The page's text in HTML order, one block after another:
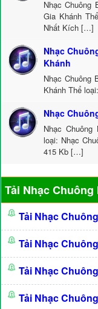
Nhạc Chuông
Gia Khánh
Nhất Kích […]
Nhạc
Khánh
Nhạc Chuông
Khánh Thể
Nhạc
Nhạc
loại: Nhạc
415 Kb […]
Tải Nhạc Chuông
Tải Nhạc
Tải Nhạc
Tải Nhạc
Tải Nhạc